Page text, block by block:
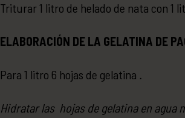
Triturar 1 litro de helado de nata con 1
ELABORACIÓN DE LA GELATINA DE
Para 1 litro 6 hojas de gelatina .
Hidratar las hojas de gelatina en agua